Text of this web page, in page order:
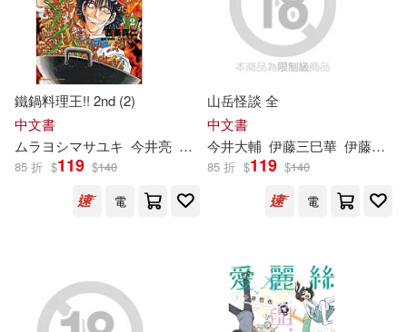
倉木しおり(5) 優梨まいな(5)
富田優衣(5) 星咲マイカ(5)
柊るい(5) 椎葉みくる(5)
水谷あおい(5) 浅田結梨(5)
阿部栞菜(5)
大是文化(4) 慕客館(4)
文化出版局(4)
瑞昇(4) KADOKAWA(3)
Linfair Records Limited(3)
SONY MUSIC(3) U-CAN(3)
電子書 (可複選)
適合手機平板閱讀(12)
適合平板閱讀(146)
現在可購買商品(284)
鐵鍋料理王!! 2nd (2)
中文書
ムラヨシマサユキ 今井亮 西条真二 黃琳雅
85 折 $119 $140
電
山岳怪談 全
中文書
今井大輔 伊藤三巳華 伊藤潤二
85 折 $119 $140
電